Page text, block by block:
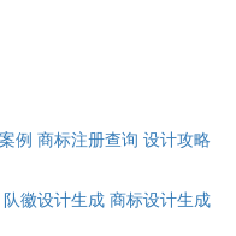
例 商标注册查询 设计攻略
队徽设计生成 商标设计生成